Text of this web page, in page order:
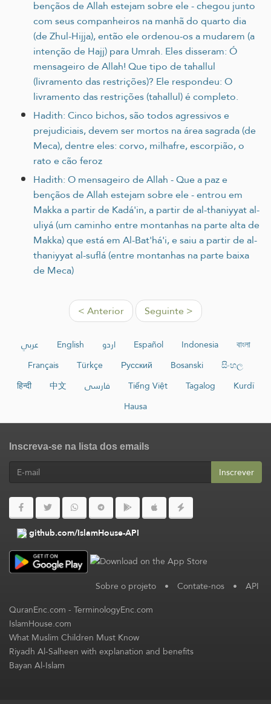
bençãos de Allah estejam sobre ele - chegou junto
com seus companheiros na manhã do quarto dia
(de Zhul-Hijja), então ele ordenou-os a mudarem (a
intenção de Hajj) para Umrah. Eles disseram: Ó
mensageiro de Allah! Que tipo de tahallul
(livramento das restrições)? Ele respondeu: O
livramento das restrições (tahallul) é completo.
Hadith: Cinco bichos, são todos agressivos e
prejudiciais, devem ser mortos na área sagrada (de
Meca), dentre eles: corvo, milhafre, escorpião, o
rato e cão feroz
Hadith: O mensageiro de Allah - Que a paz e
bençãos de Allah estejam sobre ele - entrou em
Makka a partir de Kadá'in, a partir de al-thaniyyat al-
uliyá (um caminho entre montanhas na parte alta de
Makka) que está em Al-Bat'há'i, e saiu a partir de al-
thaniyyat al-suflá (entre montanhas na parte baixa
de Meca)
< Anterior Seguinte >
عربي English اردو Español Indonesia
বাংলা
Français
Türkçe Русский Bosanski
සිංහල
हिन्दी
中文 فارسی Tiếng Việt Tagalog
Kurdî
Hausa
Inscreva-se na lista dos emails
Inscrever
github.com/IslamHouse-API
Sobre o projeto • Contate-nos • API
QuranEnc.com-TerminologyEnc.com
IslamHouse.com
What Muslim Children Must Know
Riyadh Al-Salheen with explanation and benefits
Bayan Al-Islam